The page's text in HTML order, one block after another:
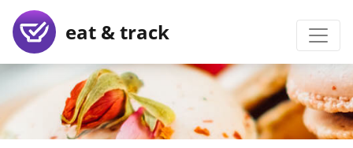
eat & track